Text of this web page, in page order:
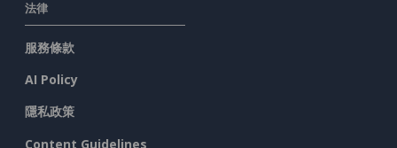
法律
服務條款
AI Policy
隱私政策
Content Guidelines